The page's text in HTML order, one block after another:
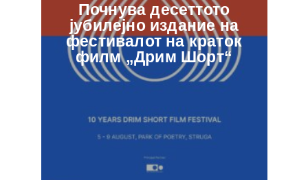
Почнува десеттото
јубилејно издание на
фестивалот на краток
филм „Дрим Шорт“